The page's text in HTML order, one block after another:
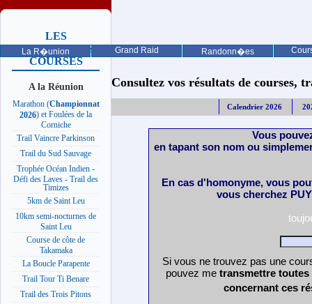
La R�union Grand Raid Randonn�es
LES
PROCHAINES
COURSES
A la Réunion
Marathon (Championnat
2026) et Foulées de la
Corniche
Trail Vaincre Parkinson
Trail du Sud Sauvage
Trophée Océan Indien -
Défi des Laves - Trail des
Timizes
5km de Saint Leu
10km semi-nocturnes de
Saint Leu
Course de côte de
Takamaka
La Boucle Parapente
Trail Tour Ti Benare
Trail des Trois Pitons
Consultez vos résultats de courses,
Calendrier 2026
Vous
en tapant son nom ou
En cas d'homonyme, vous
vous cherchez
Si vous ne trouvez pas une
pouvez me transmettre
concernant ces